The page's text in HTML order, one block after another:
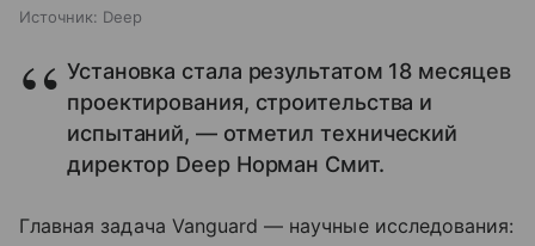
Источник: Deep
Установка стала результатом 18 месяцев
проектирования, строительства и
испытаний, — отметил технический
директор Deep Норман Смит.
Главная задача Vanguard — научные исследования: